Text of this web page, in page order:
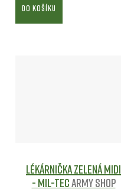
DO KOŠÍKU
Lékárnička zelená MIDI
- Mil-tecArmy shop